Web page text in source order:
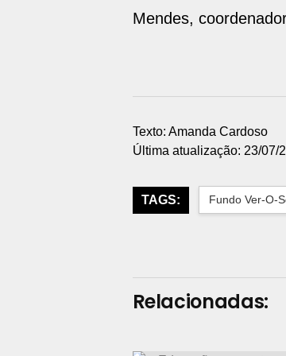
Mendes,
Texto: Amanda Cardoso
Última atualização: 23/07/
TAGS: Fundo Ver-O-
Relacionadas: